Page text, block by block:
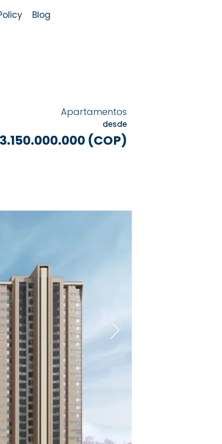
Blog
Apartamentos
desde
3.150.000.000 (COP)